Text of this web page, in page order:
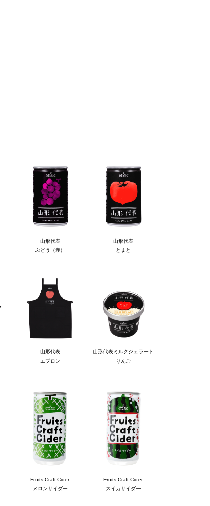
山形代表
ぶどう（赤）
山形代表
とまと
山形代表
エプロン
山形代表ミルクジェラート
りんご
Fruits Craft Cider
メロンサイダー
Fruits Craft Cider
スイカサイダー